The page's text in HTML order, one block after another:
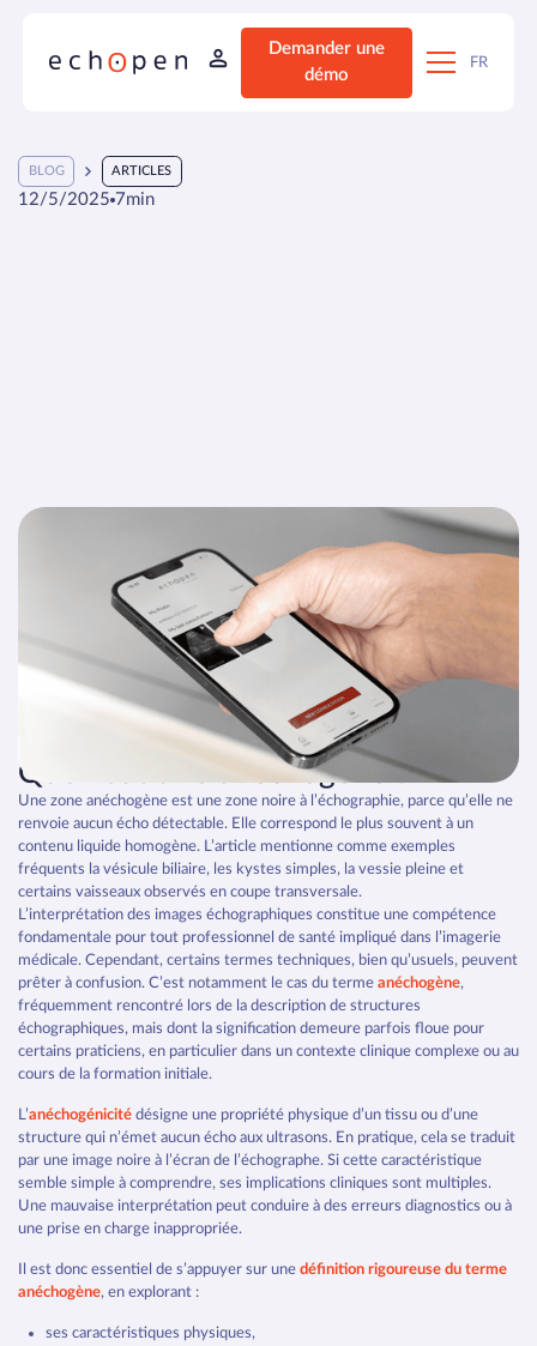
Demander une
démo
FR
BLOG ARTICLES
12/5/2025 7min
ECHOGRAPHIE CLINIQUE
Anéchogène : signification et
interprétation échographique
Que veut dire anéchogène ?
Une zone anéchogène est une zone noire à l’échographie, parce qu’elle ne
renvoie aucun écho détectable. Elle correspond le plus souvent à un
contenu liquide homogène. L’article mentionne comme exemples
fréquents la vésicule biliaire, les kystes simples, la vessie pleine et
certains vaisseaux observés en coupe transversale.
L’interprétation des images échographiques constitue une compétence
fondamentale pour tout professionnel de santé impliqué dans l’imagerie
médicale. Cependant, certains termes techniques, bien qu’usuels, peuvent
prêter à confusion. C’est notamment le cas du terme anéchogène,
fréquemment rencontré lors de la description de structures
échographiques, mais dont la signification demeure parfois floue pour
certains praticiens, en particulier dans un contexte clinique complexe ou au
cours de la formation initiale.
L’anéchogénicité désigne une propriété physique d’un tissu ou d’une
structure qui n’émet aucun écho aux ultrasons. En pratique, cela se traduit
par une image noire à l’écran de l’échographe. Si cette caractéristique
semble simple à comprendre, ses implications cliniques sont multiples.
Une mauvaise interprétation peut conduire à des erreurs diagnostics ou à
une prise en charge inappropriée.
Il est donc essentiel de s’appuyer sur une définition rigoureuse du terme
anéchogène, en explorant :
ses caractéristiques physiques,